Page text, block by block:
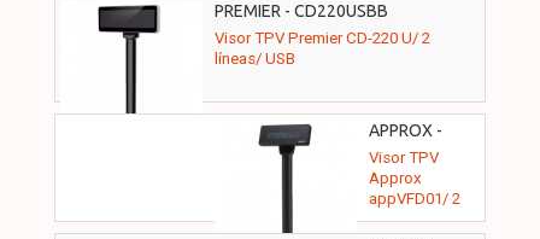
PREMIER - CD220USBB
Visor TPV Premier CD-220 U/ 2
líneas/ USB
APPROX -
APPVFD01
Visor TPV
Approx
appVFD01/ 2
líneas/ USB